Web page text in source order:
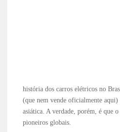
história dos carros elétricos no
(que nem vende oficialmente aqui)
asiática. A verdade, porém, é que
pioneiros globais.